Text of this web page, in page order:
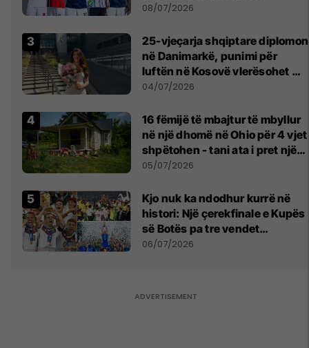
08/07/2026
25-vjeçarja shqiptare diplomon
në Danimarkë, punimi për
luftën në Kosovë vlerësohet me
notën më të lartë
04/07/2026
16 fëmijë të mbajtur të mbyllur
në një dhomë në Ohio për 4 vjet
shpëtohen - tani ata i pret një
sfidë e madhe
05/07/2026
Kjo nuk ka ndodhur kurrë në
histori: Një çerekfinale e Kupës
së Botës pa tre vendet
legjendare të futbollit
06/07/2026